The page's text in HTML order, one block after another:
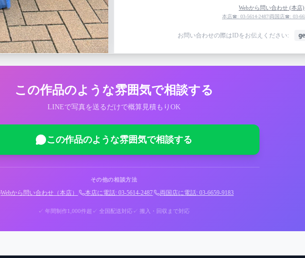
Webから問い合わせ (本店)
本店☎: 03-5614-2487|両国店☎: 03-
お問い合わせの際はIDをお伝えください:
この作品のような雰囲気で相談する
LINEで写真を送るだけで概算見積もりOK
この作品のような雰囲気で相談する
その他の相談方法
Webから問い合わせ（本店） 本店に電話: 03-5614-2487 両国店に電話: 03-6659-9183
✓ 年間制作1,000件超 ✓ 全国配送対応✓ 搬入・回収まで対応